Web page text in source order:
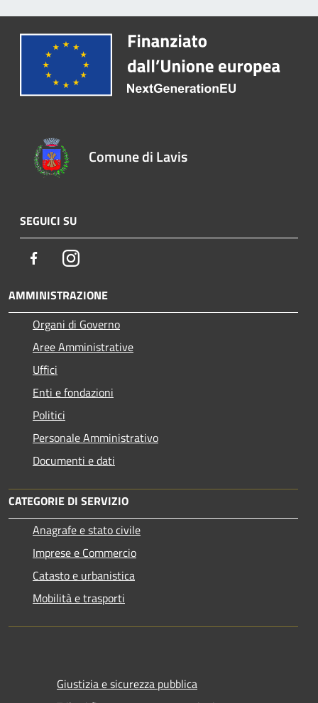
Comune di Lavis
SEGUICI SU
FacebookInstagram
AMMINISTRAZIONE
Organi di Governo
Aree Amministrative
Uffici
Enti e fondazioni
Politici
Personale Amministrativo
Documenti e dati
CATEGORIE DI SERVIZIO
Anagrafe e stato civile
Imprese e Commercio
Catasto e urbanistica
Mobilità e trasporti
Giustizia e sicurezza pubblica